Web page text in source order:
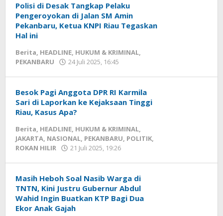
Polisi di Desak Tangkap Pelaku
Pengeroyokan di Jalan SM Amin
Pekanbaru, Ketua KNPI Riau Tegaskan
Hal ini
Berita, HEADLINE, HUKUM & KRIMINAL,
PEKANBARU
24 Juli 2025, 16:45
Besok Pagi Anggota DPR RI Karmila
Sari di Laporkan ke Kejaksaan Tinggi
Riau, Kasus Apa?
Berita, HEADLINE, HUKUM & KRIMINAL,
JAKARTA, NASIONAL, PEKANBARU, POLITIK,
ROKAN HILIR
21 Juli 2025, 19:26
Masih Heboh Soal Nasib Warga di
TNTN, Kini Justru Gubernur Abdul
Wahid Ingin Buatkan KTP Bagi Dua
Ekor Anak Gajah